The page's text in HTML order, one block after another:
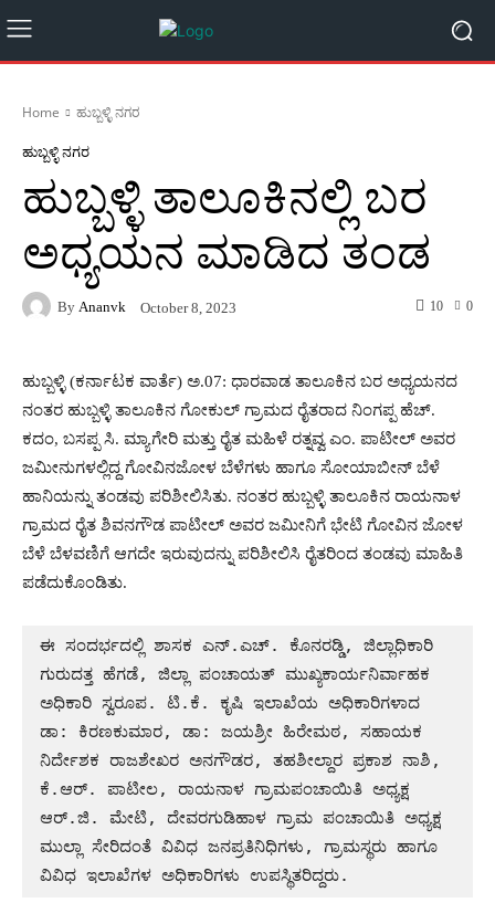
Home ಹುಬ್ಬಳ್ಳಿ ನಗರ
ಹುಬ್ಬಳ್ಳಿ ನಗರ
ಹುಬ್ಬಳ್ಳಿ ತಾಲೂಕಿನಲ್ಲಿ ಬರ
ಅಧ್ಯಯನ ಮಾಡಿದ ತಂಡ
By Ananvk October 8, 2023 0
10
ಹುಬ್ಬಳ್ಳಿ (ಕರ್ನಾಟಕ ವಾರ್ತೆ) ಅ.07: ಧಾರವಾಡ ತಾಲೂಕಿನ ಬರ ಅಧ್ಯಯನದ
ನಂತರ ಹುಬ್ಬಳ್ಳಿ ತಾಲೂಕಿನ ಗೋಕುಲ್ ಗ್ರಾಮದ ರೈತರಾದ ನಿಂಗಪ್ಪ ಹೆಚ್.
ಕದಂ, ಬಸಪ್ಪ ಸಿ. ಮ್ಯಾಗೇರಿ ಮತ್ತು ರೈತ ಮಹಿಳೆ ರತ್ನವ್ವ ಎಂ. ಪಾಟೀಲ್ ಅವರ
ಜಮೀನುಗಳಲ್ಲಿದ್ದ ಗೋವಿನಜೋಳ ಬೆಳೆಗಳು ಹಾಗೂ ಸೋಯಾಬೀನ್ ಬೆಳೆ
ಹಾನಿಯನ್ನು ತಂಡವು ಪರಿಶೀಲಿಸಿತು. ನಂತರ ಹುಬ್ಬಳ್ಳಿ ತಾಲೂಕಿನ ರಾಯನಾಳ
ಗ್ರಾಮದ ರೈತ ಶಿವನಗೌಡ ಪಾಟೀಲ್ ಅವರ ಜಮೀನಿಗೆ ಭೇಟಿ ಗೋವಿನ ಜೋಳ
ಬೆಳೆ ಬೆಳವಣಿಗೆ ಆಗದೇ ಇರುವುದನ್ನು ಪರಿಶೀಲಿಸಿ ರೈತರಿಂದ ತಂಡವು ಮಾಹಿತಿ
ಪಡೆದುಕೊಂಡಿತು.
ಈ ಸಂದರ್ಭದಲ್ಲಿ ಶಾಸಕ ಎನ್.ಎಚ್. ಕೊನರಡ್ಡಿ, ಜಿಲ್ಲಾಧಿಕಾರಿ
ಗುರುದತ್ತ ಹೆಗಡೆ, ಜಿಲ್ಲಾ ಪಂಚಾಯತ್ ಮುಖ್ಯಕಾರ್ಯನಿರ್ವಾಹಕ
ಅಧಿಕಾರಿ ಸ್ವರೂಪ. ಟಿ.ಕೆ. ಕೃಷಿ ಇಲಾಖೆಯ ಅಧಿಕಾರಿಗಳಾದ
ಡಾ: ಕಿರಣಕುಮಾರ, ಡಾ: ಜಯಶ್ರೀ ಹಿರೇಮಠ, ಸಹಾಯಕ
ನಿರ್ದೇಶಕ ರಾಜಶೇಖರ ಅನಗೌಡರ, ತಹಶೀಲ್ದಾರ ಪ್ರಕಾಶ ನಾಶಿ,
ಕೆ.ಆರ್. ಪಾಟೀಲ, ರಾಯನಾಳ ಗ್ರಾಮಪಂಚಾಯಿತಿ ಅಧ್ಯಕ್ಷ
ಆರ್.ಜಿ. ಮೇಟಿ, ದೇವರಗುಡಿಹಾಳ ಗ್ರಾಮ ಪಂಚಾಯಿತಿ ಅಧ್ಯಕ್ಷ
ಮುಲ್ಲಾ ಸೇರಿದಂತೆ ವಿವಿಧ ಜನಪ್ರತಿನಿಧಿಗಳು, ಗ್ರಾಮಸ್ಥರು ಹಾಗೂ
ವಿವಿಧ ಇಲಾಖೆಗಳ ಅಧಿಕಾರಿಗಳು ಉಪಸ್ಥಿತರಿದ್ದರು.